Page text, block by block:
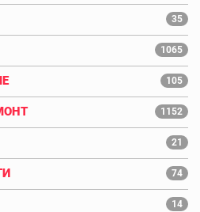
35
1065
105
1152
21
74
14